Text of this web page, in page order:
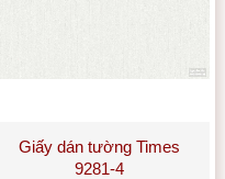
Giấy dán tường Times
9281-4